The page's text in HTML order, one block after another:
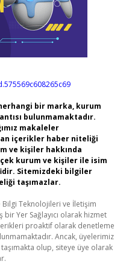
bir marka, kurum
bulunmamaktadır.
makaleler
içerikler haber niteliği
ve kişiler hakkında
kurum ve kişiler ile isim
Sitemizdeki bilgiler
taşımazlar.
Bilgi Teknolojileri ve İletişim
bir Yer Sağlayıcı olarak hizmet
proaktif olarak denetleme
Ancak, üyelerimiz
olup, siteye üye olarak